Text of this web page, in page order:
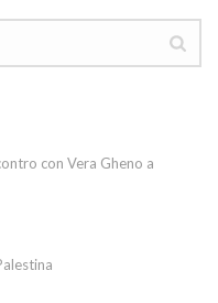
con Vera Gheno a